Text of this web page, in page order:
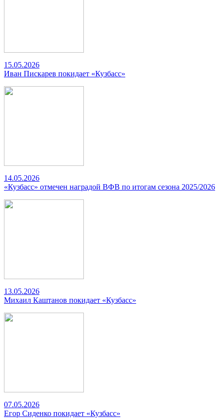
15.05.2026
Иван Пискарев покидает «Кузбасс»
14.05.2026
«Кузбасс» отмечен наградой ВФВ по итогам сезона 2025/2026
13.05.2026
Михаил Каштанов покидает «Кузбасс»
07.05.2026
Егор Сиденко покидает «Кузбасс»